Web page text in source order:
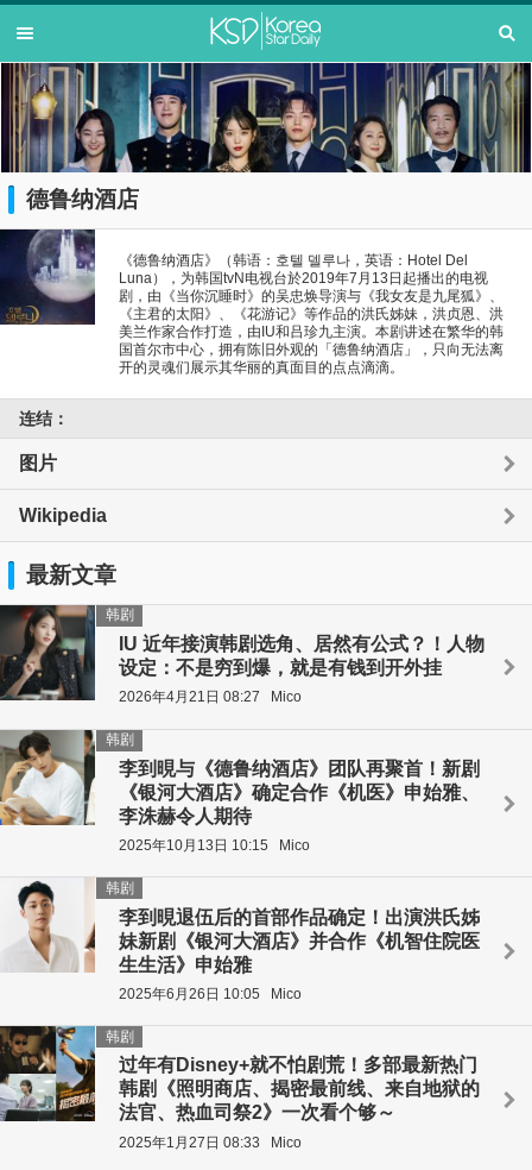
德鲁纳酒店
《德鲁纳酒店》（韩语：호텔 델루나，英语：Hotel Del
Luna），为韩国tvN电视台於2019年7月13日起播出的电视
剧，由《当你沉睡时》的吴忠焕导演与《我女友是九尾狐》、
《主君的太阳》、《花游记》等作品的洪氏姊妹，洪贞恩、洪
美兰作家合作打造，由IU和吕珍九主演。本剧讲述在繁华的韩
国首尔市中心，拥有陈旧外观的「德鲁纳酒店」，只向无法离
开的灵魂们展示其华丽的真面目的点点滴滴。
连结：
图片
Wikipedia
最新文章
IU 近年接演韩剧选角、居然有公式？！人物
设定：不是穷到爆，就是有钱到开外挂
韩剧
2026年4月21日 08:27 Mico
李到晛与《德鲁纳酒店》团队再聚首！新剧
《银河大酒店》确定合作《机医》申始雅、
李洙赫令人期待
韩剧
2025年10月13日 10:15 Mico
李到晛退伍后的首部作品确定！出演洪氏姊
妹新剧《银河大酒店》并合作《机智住院医
生生活》申始雅
韩剧
2025年6月26日 10:05 Mico
过年有Disney+就不怕剧荒！多部最新热门
韩剧《照明商店、揭密最前线、来自地狱的
法官、热血司祭2》一次看个够～
韩剧
2025年1月27日 08:33 Mico